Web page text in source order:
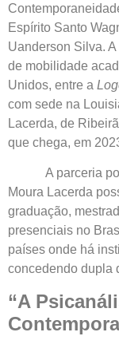
Espírito Santo
Uanderson Silva.
de mobilidade
Unidos, entre a
com sede na
Lacerda, de
que chega, em
A parceria
Moura Lacerda
graduação,
presenciais no
países onde há
concedendo dupla
“A